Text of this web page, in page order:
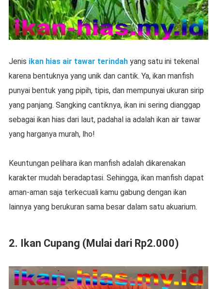
Jenis ikan hias air tawar terindahyang satu ini tekenal
karena bentuknya yang unik dan cantik. Ya, ikan manfish
punyai bentuk yang pipih, tipis, dan mempunyai ukuran sirip
yang panjang. Sangking cantiknya, ikan ini sering dianggap
sebagai ikan hias dari laut, padahal ia adalah ikan air tawar
yang harganya murah, lho!
Keuntungan pelihara ikan manfish adalah dikarenakan
karakter mudah beradaptasi. Sehingga, ikan manfish dapat
aman-aman saja terkecuali kamu gabung dengan ikan
lainnya yang berukuran sama besar dalam satu akuarium.
2. Ikan Cupang (Mulai dari Rp2.000)